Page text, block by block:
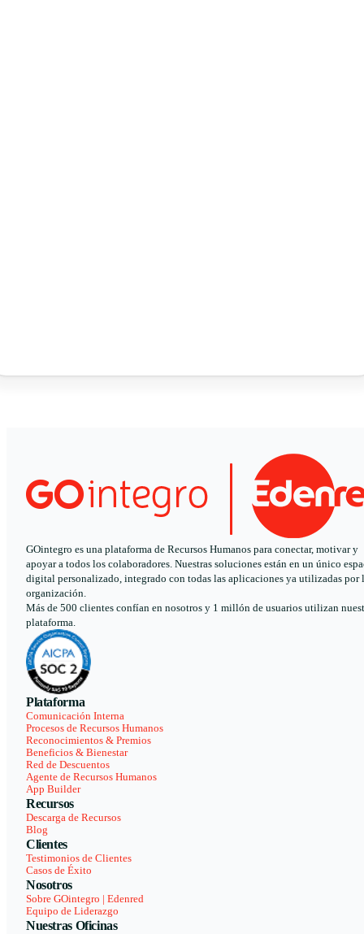
GOintegro es una plataforma de Recursos Humanos para conectar, motivar y
apoyar a todos los colaboradores. Nuestras soluciones están en un único
digital personalizado, integrado con todas las aplicaciones ya utilizadas por
organización.
Más de 500 clientes confían en nosotros y 1 millón de usuarios utilizan
plataforma.
Plataforma
Comunicación Interna
Procesos de Recursos Humanos
Reconocimientos & Premios
Beneficios & Bienestar
Red de Descuentos
Agente de Recursos Humanos
App Builder
Recursos
Descarga de Recursos
Blog
Clientes
Testimonios de Clientes
Casos de Éxito
Nosotros
Sobre GOintegro | Edenred
Equipo de Liderazgo
Nuestras Oficinas